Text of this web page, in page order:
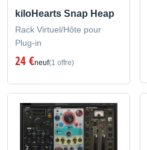
kiloHearts Snap Heap
Rack Virtuel/Hôte pour
Plug-in
24 €neuf(1 offre)